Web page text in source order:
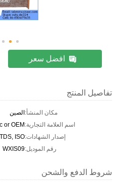
افضل سعر
تفاصيل المنتج
مكان المنشأ:الصين
اسم العلامة التجارية:or OEM
إصدار الشهادات:ISO
رقم الموديل:WXIS09
شروط الدفع والشحن